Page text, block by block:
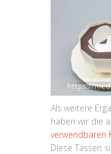
Als weitere
haben wir die
verwendbaren
Diese Tassen